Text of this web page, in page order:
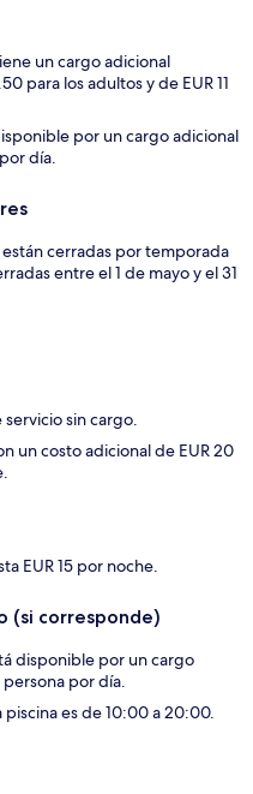
un cargo adicional
para los adultos y de EUR 11
por un cargo adicional
día.
cerradas por temporada
entre el 1 de mayo y el 31
sin cargo.
un costo adicional de EUR 20
EUR 15 por noche.
(si corresponde)
disponible por un cargo
persona por día.
piscina es de 10:00 a 20:00.